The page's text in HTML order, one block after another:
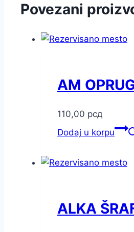
Povezani
AM
110,00 рсд
Dodaj u korpu
ALKA